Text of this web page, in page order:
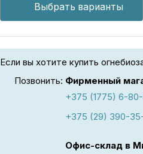
Выбрать варианты
Если вы хотите купить
Позвонить: Фирменный
+375 (1775) 6-
+375 (29) 390-
Офис-склад в